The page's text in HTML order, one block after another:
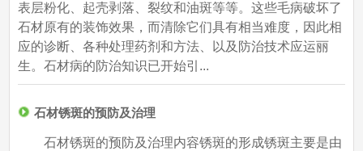
表层粉化、起壳剥落、裂纹和油斑等等。这些毛病破坏了
石材原有的装饰效果，而清除它们具有相当难度，因此相
应的诊断、各种处理药剂和方法、以及防治技术应运丽
生。石材病的防治知识已开始引...
石材锈斑的预防及治理
石材锈斑的预防及治理内容锈斑的形成锈斑主要是由